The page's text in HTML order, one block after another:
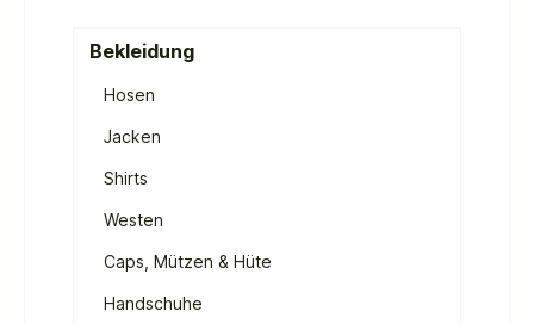
Bekleidung
Hosen
Jacken
Shirts
Westen
Caps, Mützen & Hüte
Handschuhe